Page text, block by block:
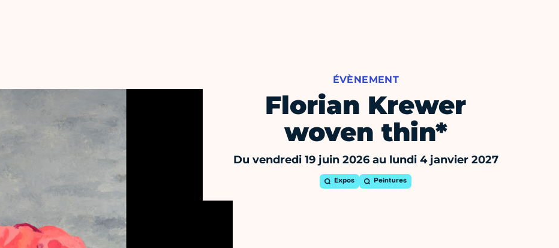
ÉVÈNEMENT
Florian Krewer
woven thin*
Du vendredi 19 juin 2026 au lundi 4 janvier 2027
Expos Peintures